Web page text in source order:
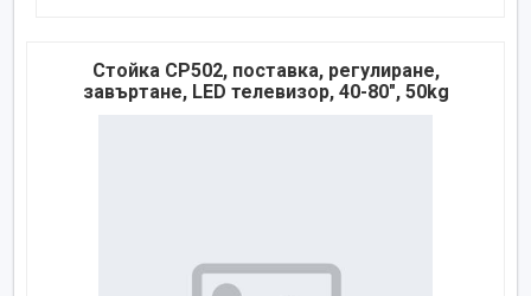
Стойка CP502, поставка, регулиране,
завъртане, LED телевизор, 40-80", 50kg